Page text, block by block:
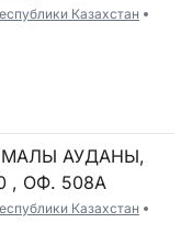
Казахстан
АУДАНЫ,
, ОФ. 508А
Казахстан